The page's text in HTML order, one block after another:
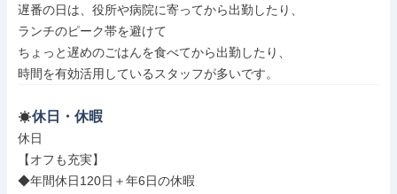
遅番の日は、役所や病院に寄ってから出勤したり、
ランチのピーク帯を避けて
ちょっと遅めのごはんを食べてから出勤したり、
時間を有効活用しているスタッフが多いです。
休日・休暇
休日
【オフも充実】
◆年間休日120日＋年6日の休暇